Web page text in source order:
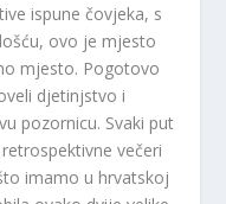
ispune čovjeka, s
ovo je mjesto
mjesto. Pogotovo
djetinjstvo i
pozornicu. Svaki put
večeri
imamo u hrvatskoj